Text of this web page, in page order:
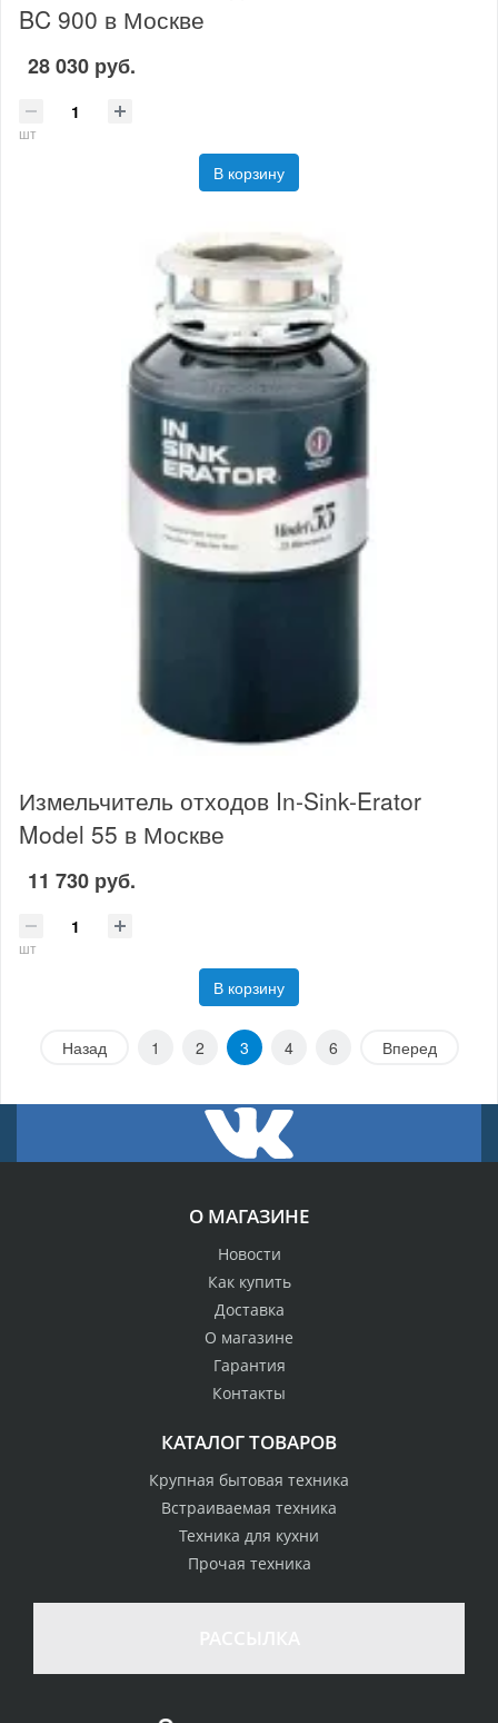
BC 900 в Москве
28 030 руб.
шт
В корзину
Измельчитель отходов In-Sink-Erator
Model 55 в Москве
11 730 руб.
шт
В корзину
Назад 1 2 3 4 6 Вперед
О МАГАЗИНЕ
Новости
Как купить
Доставка
О магазине
Гарантия
Контакты
КАТАЛОГ ТОВАРОВ
Крупная бытовая техника
Встраиваемая техника
Техника для кухни
Прочая техника